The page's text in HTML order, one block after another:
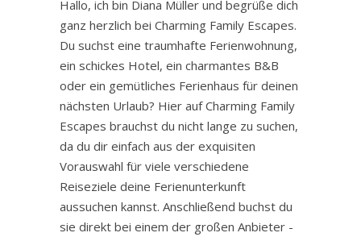
Hallo, ich bin Diana Müller und begrüße dich
ganz herzlich bei Charming Family Escapes.
Du suchst eine traumhafte Ferienwohnung,
ein schickes Hotel, ein charmantes B&B
oder ein gemütliches Ferienhaus für deinen
nächsten Urlaub? Hier auf Charming Family
Escapes brauchst du nicht lange zu suchen,
da du dir einfach aus der exquisiten
Vorauswahl für viele verschiedene
Reiseziele deine Ferienunterkunft
aussuchen kannst. Anschließend buchst du
sie direkt bei einem der großen Anbieter -